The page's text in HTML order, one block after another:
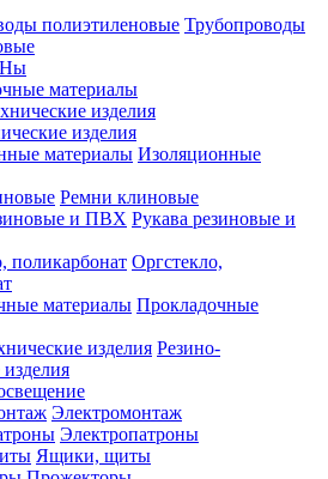
Трубопроводы
материалы
изделия
Изоляционные
Ремни клиновые
Рукава резиновые и
Оргстекло,
Прокладочные
Резино-
Электромонтаж
Электропатроны
Ящики, щиты